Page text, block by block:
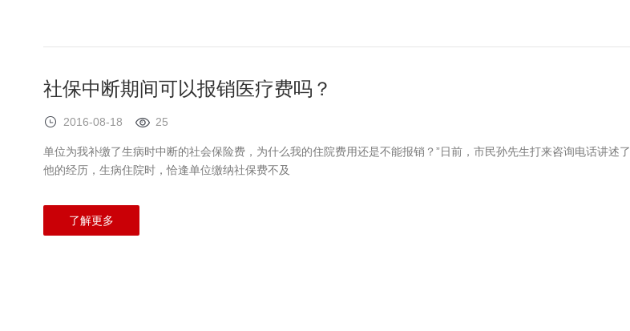
社保中断期间可以报销医疗费吗？
2016-08-18 25
单位为我补缴了生病时中断的社会保险费，为什么我的住院费用还是不能报销？”日前，市民孙先生打来咨询电话讲述了
他的经历，生病住院时，恰逢单位缴纳社保费不及
了解更多